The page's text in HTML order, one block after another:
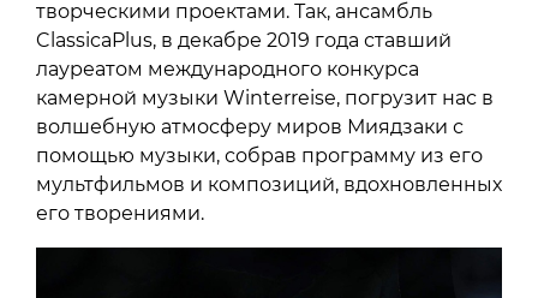
творческими проектами. Так, ансамбль
ClassicaPlus, в декабре 2019 года ставший
лауреатом международного конкурса
камерной музыки Winterreise, погрузит нас в
волшебную атмосферу миров Миядзаки с
помощью музыки, собрав программу из его
мультфильмов и композиций, вдохновленных
его творениями.